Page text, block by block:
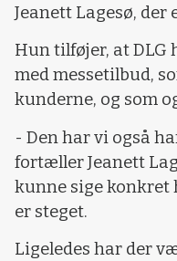
Jeanett Lagesø, der
Hun tilføjer, at DLG
med messetilbud,
kunderne, og som
- Den har vi også
fortæller Jeanett
kunne sige
er steget.
Ligeledes har der